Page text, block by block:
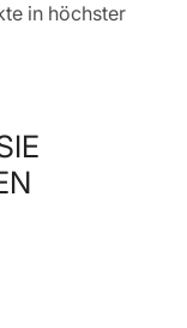
in höchster